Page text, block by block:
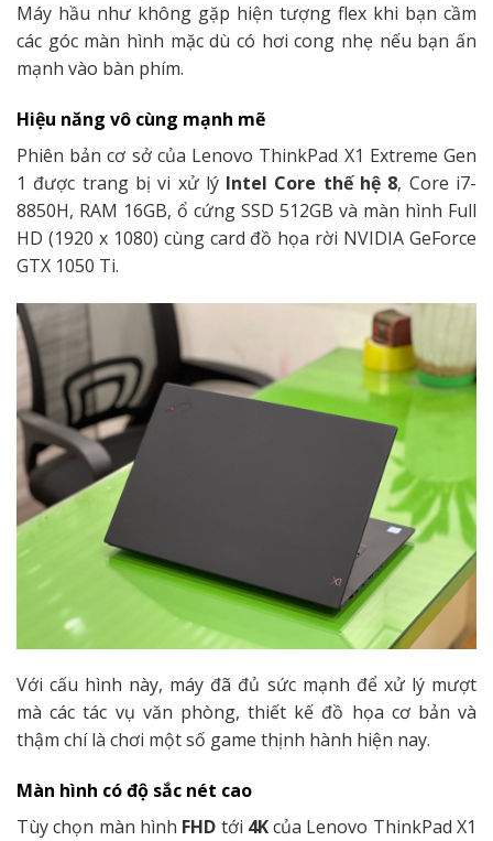
Máy hầu như không gặp hiện tượng flex khi bạn cầm
các góc màn hình mặc dù có hơi cong nhẹ nếu bạn ấn
mạnh vào bàn phím.
Hiệu năng vô cùng mạnh mẽ
Phiên bản cơ sở của Lenovo ThinkPad X1 Extreme Gen
1 được trang bị vi xử lýIntel Core thế hệ 8, Core i7-
8850H, RAM 16GB, ổ cứng SSD 512GB và màn hình Full
HD (1920 x 1080) cùng card đồ họa rời NVIDIA GeForce
GTX 1050 Ti.
Với cấu hình này, máy đã đủ sức mạnh để xử lý mượt
mà các tác vụ văn phòng, thiết kế đồ họa cơ bản và
thậm chí là chơi một số game thịnh hành hiện nay.
Màn hình có độ sắc nét cao
Tùy chọn màn hình FHD tới 4Kcủa Lenovo ThinkPad X1